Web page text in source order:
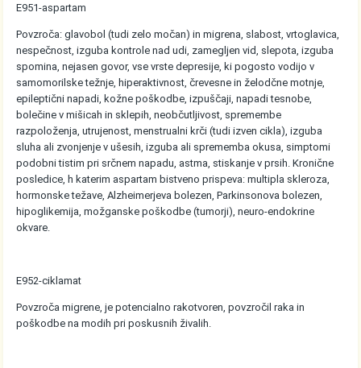
E951-aspartam
Povzroča: glavobol (tudi zelo močan) in migrena, slabost, vrtoglavica,
nespečnost, izguba kontrole nad udi, zamegljen vid, slepota, izguba
spomina, nejasen govor, vse vrste depresije, ki pogosto vodijo v
samomorilske težnje, hiperaktivnost, črevesne in želodčne motnje,
epileptični napadi, kožne poškodbe, izpuščaji, napadi tesnobe,
bolečine v mišicah in sklepih, neobčutljivost, spremembe
razpoloženja, utrujenost, menstrualni krči (tudi izven cikla), izguba
sluha ali zvonjenje v ušesih, izguba ali sprememba okusa, simptomi
podobni tistim pri srčnem napadu, astma, stiskanje v prsih. Kronične
posledice, h katerim aspartam bistveno prispeva: multipla skleroza,
hormonske težave, Alzheimerjeva bolezen, Parkinsonova bolezen,
hipoglikemija, možganske poškodbe (tumorji), neuro-endokrine
okvare.
E952-ciklamat
Povzroča migrene, je potencialno rakotvoren, povzročil raka in
poškodbe na modih pri poskusnih živalih.